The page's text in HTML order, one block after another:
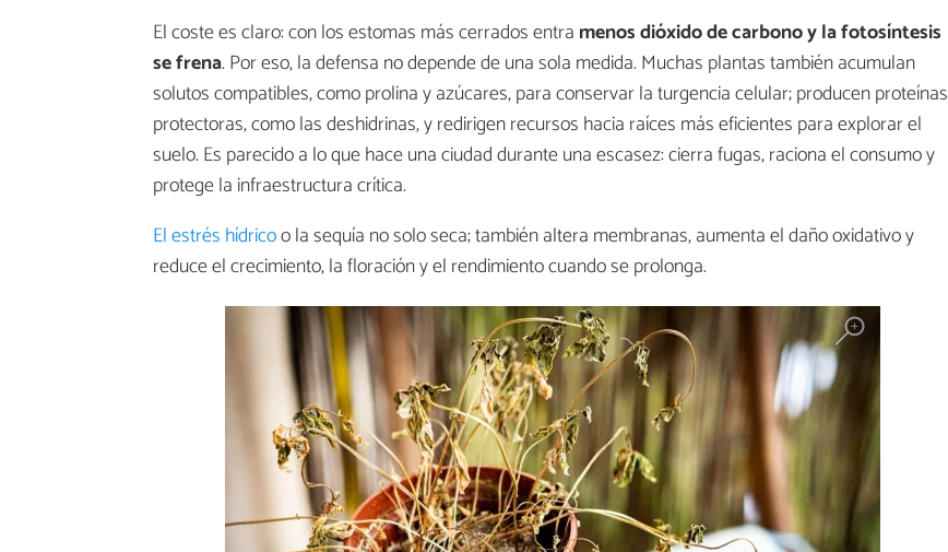
El coste es claro: con los estomas más cerrados entra menos dióxido de carbono y la fotosíntesis
se frena. Por eso, la defensa no depende de una sola medida. Muchas plantas también acumulan
solutos compatibles, como prolina y azúcares, para conservar la turgencia celular; producen proteínas
protectoras, como las deshidrinas, y redirigen recursos hacia raíces más eficientes para explorar el
suelo. Es parecido a lo que hace una ciudad durante una escasez: cierra fugas, raciona el consumo y
protege la infraestructura crítica.
El estrés hídricoo la sequía no solo seca; también altera membranas, aumenta el daño oxidativo y
reduce el crecimiento, la floración y el rendimiento cuando se prolonga.